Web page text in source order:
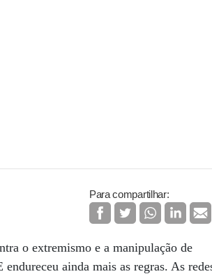
Para compartilhar:
o extremismo e a manipulação de
ainda mais as regras. As